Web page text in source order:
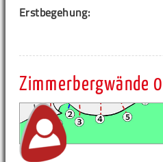
Erstbegehung:
Zimmerbergwände